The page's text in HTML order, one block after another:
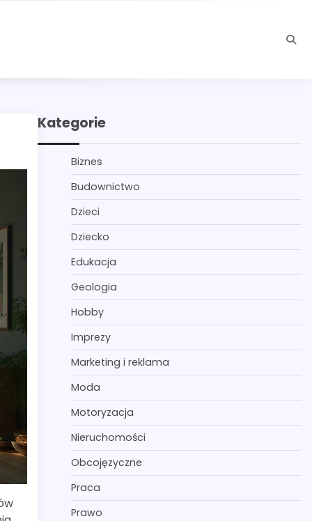
Kategorie
Biznes
Budownictwo
Dzieci
Dziecko
Edukacja
Geologia
Hobby
Imprezy
Marketing i reklama
Moda
Motoryzacja
Nieruchomości
Obcojęzyczne
Praca
Prawo